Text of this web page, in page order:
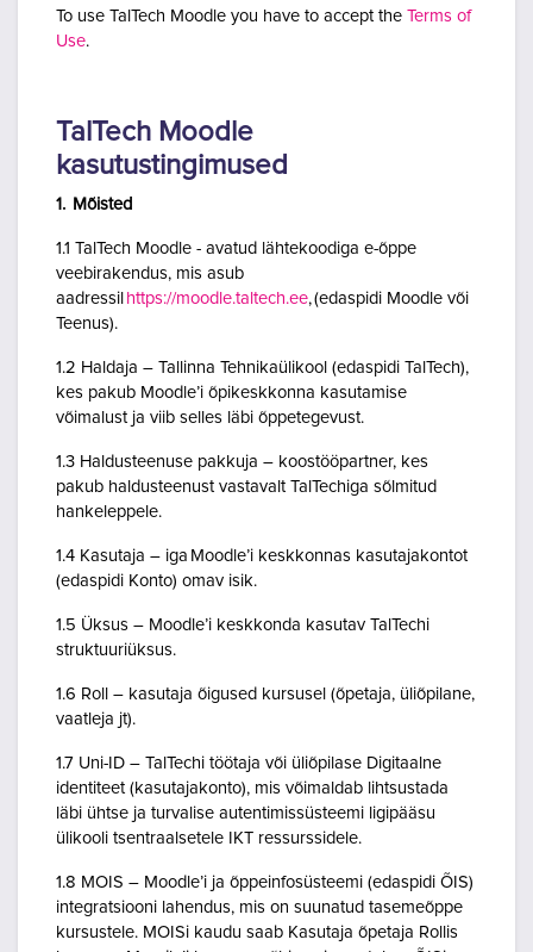
To use TalTech Moodle you have to accept the Terms of
Use.
TalTech Moodle
kasutustingimused
1. Mõisted
1.1 TalTech Moodle - avatud lähtekoodiga e-õppe
veebirakendus, mis asub
aadressil https://moodle.taltech.ee, (edaspidi Moodle või
Teenus).
1.2 Haldaja – Tallinna Tehnikaülikool (edaspidi TalTech),
kes pakub Moodle’i õpikeskkonna kasutamise
võimalust ja viib selles läbi õppetegevust.
1.3 Haldusteenuse pakkuja – koostööpartner, kes
pakub haldusteenust vastavalt TalTechiga sõlmitud
hankeleppele.
1.4 Kasutaja – iga Moodle’i keskkonnas kasutajakontot
(edaspidi Konto) omav isik.
1.5 Üksus – Moodle’i keskkonda kasutav TalTechi
struktuuriüksus.
1.6 Roll – kasutaja õigused kursusel (õpetaja, üliõpilane,
vaatleja jt).
1.7 Uni-ID – TalTechi töötaja või üliõpilase Digitaalne
identiteet (kasutajakonto), mis võimaldab lihtsustada
läbi ühtse ja turvalise autentimissüsteemi ligipääsu
ülikooli tsentraalsetele IKT ressurssidele.
1.8 MOIS – Moodle’i ja õppeinfosüsteemi (edaspidi ÕIS)
integratsiooni lahendus, mis on suunatud tasemeõppe
kursustele. MOISi kaudu saab Kasutaja õpetaja Rollis